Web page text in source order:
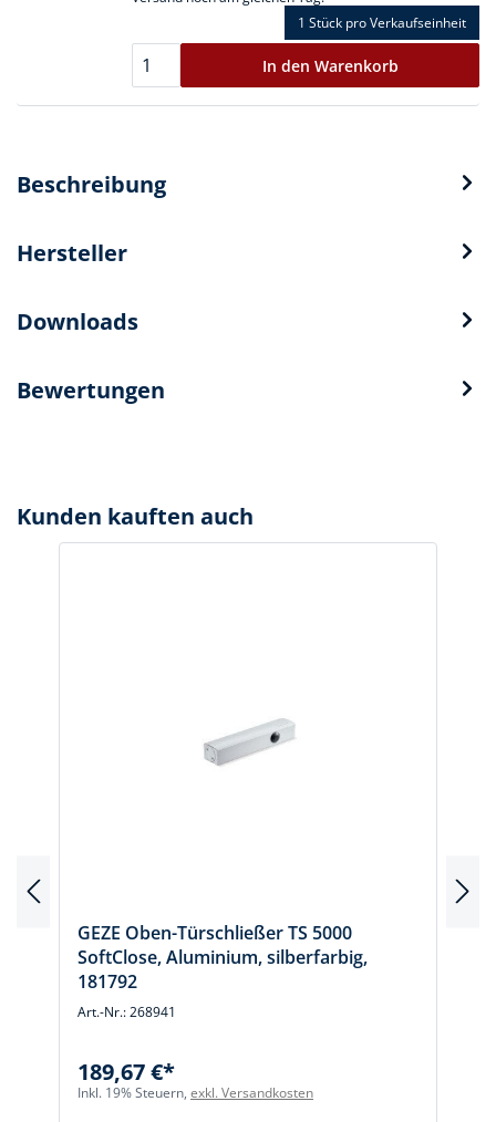
1 Stück pro Verkaufseinheit
In den Warenkorb
Beschreibung
Hersteller
Downloads
Bewertungen
Kunden kauften auch
GEZE Oben-Türschließer TS 5000
SoftClose, Aluminium, silberfarbig,
181792
Art.-Nr.: 268941
189,67 €*
Inkl. 19% Steuern, exkl. Versandkosten